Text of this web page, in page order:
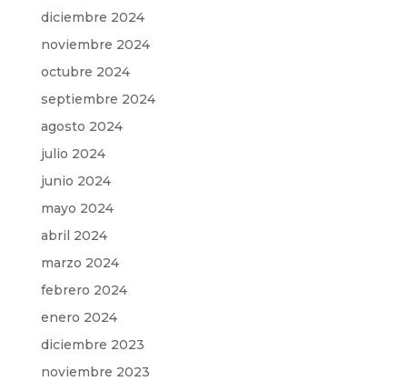
diciembre 2024
noviembre 2024
octubre 2024
septiembre 2024
agosto 2024
julio 2024
junio 2024
mayo 2024
abril 2024
marzo 2024
febrero 2024
enero 2024
diciembre 2023
noviembre 2023